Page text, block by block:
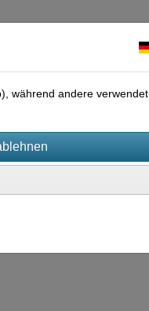
während andere verwendet